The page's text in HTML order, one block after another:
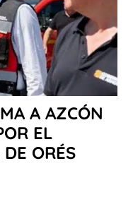
A AZCÓN
EL
ORÉS